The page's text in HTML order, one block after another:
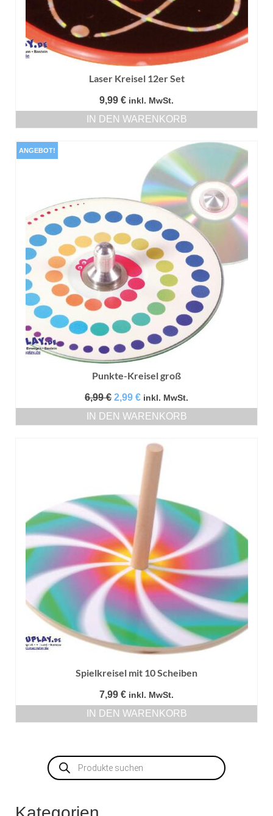
Laser Kreisel 12er Set
9,99 € inkl. MwSt.
IN DEN WARENKORB
ANGEBOT!
Punkte-Kreisel groß
6,99€ Ursprünglicher
Preis
war:
2,99 €Aktueller
Preis
ist:
inkl. MwSt.
IN DEN WARENKORB
Spielkreisel mit 10 Scheiben
7,99 € inkl. MwSt.
IN DEN WARENKORB
Products
search